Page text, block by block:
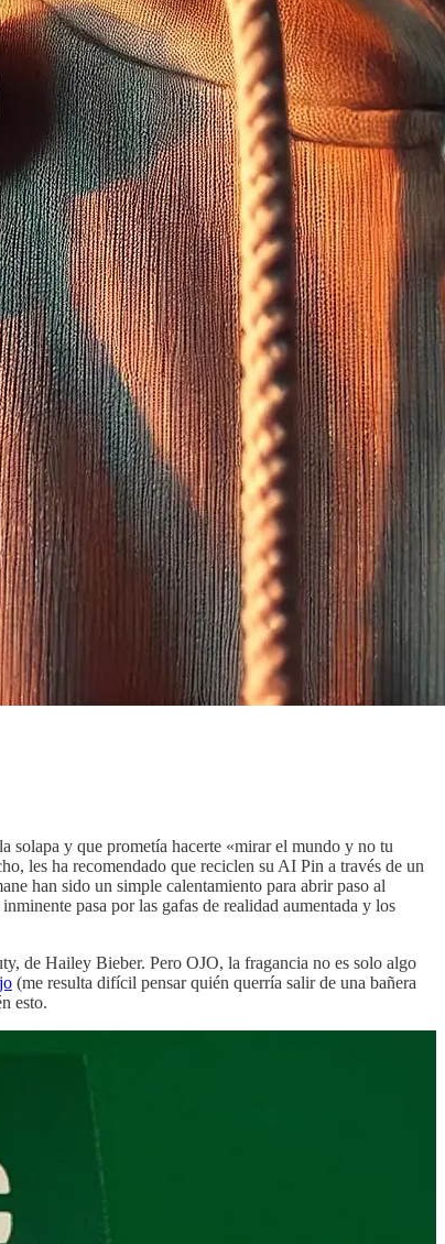
solapa y que prometía hacerte «mirar el mundo y no tu
les ha recomendado que reciclen su AI Pin a través de un
han sido un simple calentamiento para abrir paso al
pasa por las gafas de realidad aumentada y los
de Hailey Bieber. Pero OJO, la fragancia no es solo algo
(me resulta difícil pensar quién querría salir de una bañera
esto.